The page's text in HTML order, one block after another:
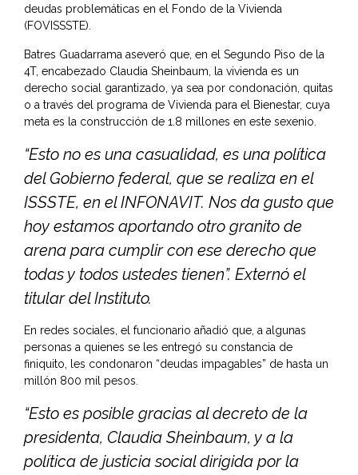
deudas problemáticas en el Fondo de la Vivienda
(FOVISSSTE).
Batres Guadarrama aseveró que, en el Segundo Piso de la
4T, encabezado Claudia Sheinbaum, la vivienda es un
derecho social garantizado, ya sea por condonación, quitas
o a través del programa de Vivienda para el Bienestar, cuya
meta es la construcción de 1.8 millones en este sexenio.
“Esto no es una casualidad, es una política
del Gobierno federal, que se realiza en el
ISSSTE, en el INFONAVIT. Nos da gusto que
hoy estamos aportando otro granito de
arena para cumplir con ese derecho que
todas y todos ustedes tienen”. Externó el
titular del Instituto.
En redes sociales, el funcionario añadió que, a algunas
personas a quienes se les entregó su constancia de
finiquito, les condonaron “deudas impagables” de hasta un
millón 800 mil pesos.
“Esto es posible gracias al decreto de la
presidenta, Claudia Sheinbaum, y a la
política de justicia social dirigida por la